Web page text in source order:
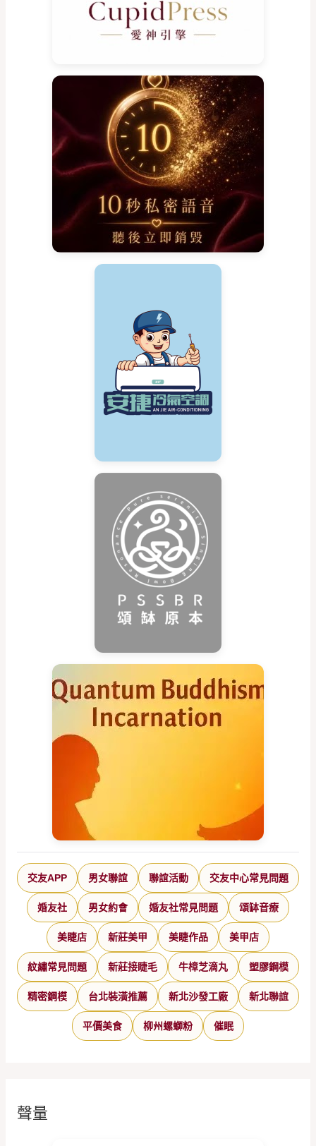
交友APP 男女聯誼 聯誼活動 交友中心常見問題
婚友社 男女約會 婚友社常見問題 頌缽音療
美睫店 新莊美甲 美睫作品 美甲店
紋繡常見問題 新莊接睫毛 牛樟芝滴丸 塑膠鋼模
精密鋼模 台北裝潢推薦 新北沙發工廠 新北聯誼
平價美食 柳州螺螄粉 催眠
聲量